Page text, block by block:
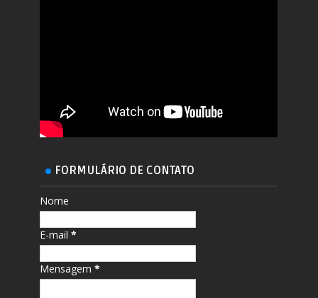
FORMULÁRIO DE CONTATO
Nome
E-mail*
Mensagem*